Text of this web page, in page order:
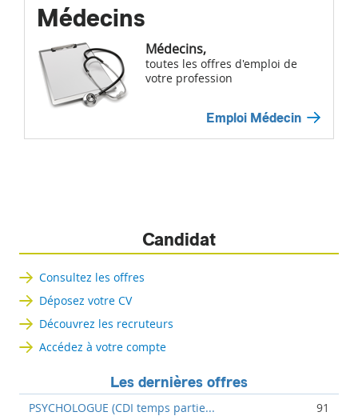
Médecins
Médecins,
toutes les offres d'emploi de
votre profession
Emploi Médecin
Candidat
Consultez les offres
Déposez votre CV
Découvrez les recruteurs
Accédez à votre compte
Les dernières offres
PSYCHOLOGUE (CDI temps partie...
91